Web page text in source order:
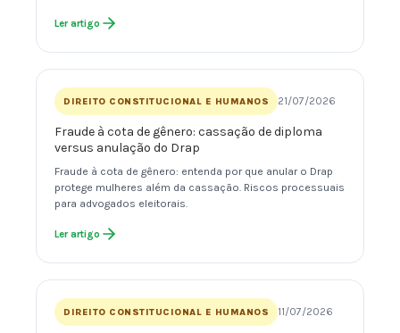
Ler artigo
DIREITO CONSTITUCIONAL E HUMANOS 21/07/2026
Fraude à cota de gênero: cassação de diploma
versus anulação do Drap
Fraude à cota de gênero: entenda por que anular o Drap
protege mulheres além da cassação. Riscos processuais
para advogados eleitorais.
Ler artigo
DIREITO CONSTITUCIONAL E HUMANOS 11/07/2026